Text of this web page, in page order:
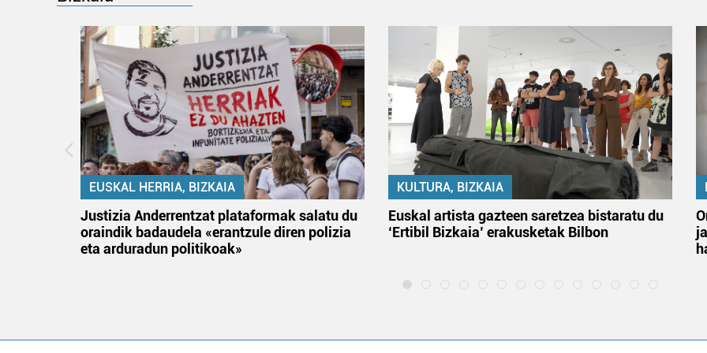
EUSKAL HERRIA, BIZKAIA
Justizia Anderrentzat plataformak salatu du
oraindik badaudela «erantzule diren polizia
eta arduradun politikoak»
KULTURA, BIZKAIA
Euskal artista gazteen saretzea bistaratu du
‘Ertibil Bizkaia’ erakusketak Bilbon